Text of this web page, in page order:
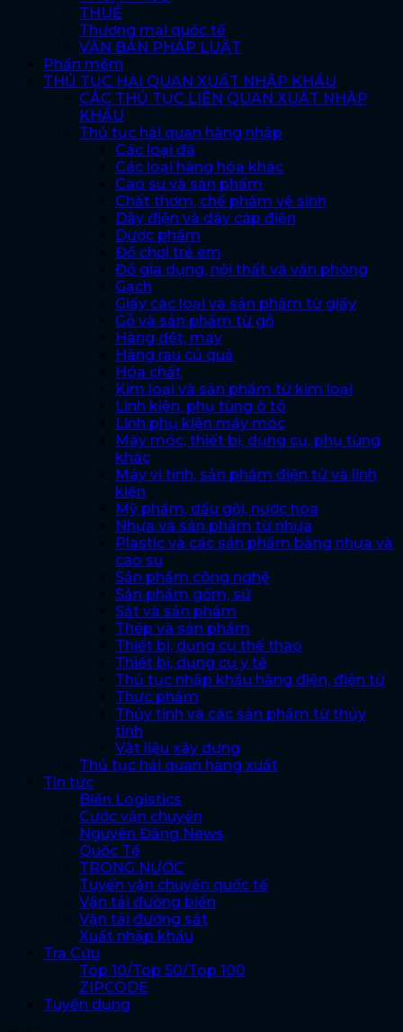
THUẾ
Thương mại quốc tế
VĂN BẢN PHÁP LUẬT
Phần mềm
THỦ TỤC HẢI QUAN XUẤT NHẬP KHẨU
CÁC THỦ TỤC LIÊN QUAN XUẤT NHẬP
KHẨU
Thủ tục hải quan hàng nhập
Các loại đá
Các loại hàng hóa khác
Cao su và sản phẩm
Chất thơm, chế phẩm vệ sinh
Dây điện và dây cáp điện
Dược phẩm
Đồ chơi trẻ em
Đồ gia dụng, nội thất và văn phòng
Gạch
Giấy các loại và sản phẩm từ giấy
Gỗ và sản phẩm từ gỗ
Hàng dệt, may
Hàng rau củ quả
Hóa chất
Kim loại và sản phẩm từ kim loại
Linh kiện, phụ tùng ô tô
Linh phụ kiện máy móc
Máy móc, thiết bị, dụng cụ, phụ tùng
khác
Máy vi tính, sản phẩm điện tử và linh
kiện
Mỹ phẩm, dầu gội, nước hoa
Nhựa và sản phẩm từ nhựa
Plastic và các sản phẩm bằng nhựa và
cao su
Sản phẩm công nghệ
Sản phẩm gốm, sứ
Sắt và sản phẩm
Thép và sản phẩm
Thiết bị, dụng cụ thể thao
Thiết bị, dụng cụ y tế
Thủ tục nhập khẩu hàng điện, điện tử
Thực phẩm
Thủy tinh và các sản phẩm từ thủy
tinh
Vật liệu xây dựng
Thủ tục hải quan hàng xuất
Tin tức
Biến Logistics
Cước vận chuyển
Nguyên Đăng News
Quốc Tế
TRONG NƯỚC
Tuyến vận chuyển quốc tế
Vận tải đường biển
Vận tải đường sắt
Xuất nhập khẩu
Tra Cứu
Top 10/Top 50/Top 100
ZIPCODE
Tuyển dụng